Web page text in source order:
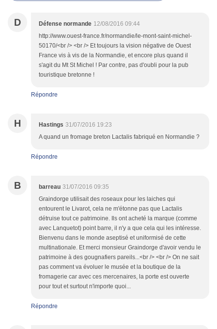
D Défense normande 12/08/2016 09:44
http://www.ouest-france.fr/normandie/le-mont-saint-michel-
50170/<br /> <br /> Et toujours la vision négative de Ouest
France vis à vis de la Normandie, et encore plus quand il
s'agit du Mt St Michel ! Par contre, pas d'oubli pour la pub
touristique bretonne !
Répondre
H Hastings 31/07/2016 19:23
A quand un fromage breton Lactalis fabriqué en Normandie ?
Répondre
B barreau 31/07/2016 09:35
Graindorge utilisait des roseaux pour les laiches qui
entourent le Livarot, cela ne m'étonne pas que Lactalis
détruise tout ce patrimoine. Ils ont acheté la marque (comme
avec Lanquetot) point barre, il n'y a que cela qui les intéresse.
Bienvenu dans le monde aseptisé et uniformisé de cette
multinationale. Et merci monsieur Graindorge d'avoir vendu le
patrimoine à des gougnafiers pareils...<br /> <br /> On ne sait
pas comment va évoluer le musée et la boutique de la
fromagerie car avec ces mercenaires, la porte est ouverte
pour tout et surtout n'importe quoi...
Répondre